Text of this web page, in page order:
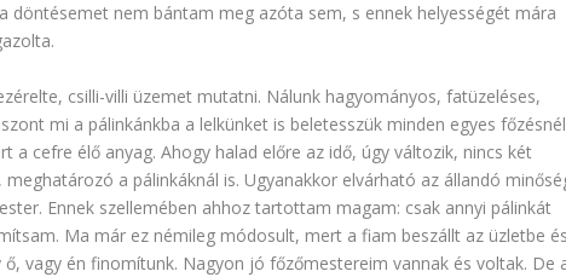
döntésemet nem bántam meg azóta sem, s ennek helyességét mára
csilli-villi üzemet mutatni. Nálunk hagyományos, fatüzeléses,
mi a pálinkánkba a lelkünket is beletesszük minden egyes
a cefre élő anyag. Ahogy halad előre az idő, úgy változik, nincs két
a pálinkáknál is. Ugyanakkor elvárható az állandó
Ennek szellemében ahhoz tartottam magam: csak annyi pálinkát
Ma már ez némileg módosult, mert a fiam beszállt az üzletbe
vagy én finomítunk. Nagyon jó főzőmestereim vannak és voltak. De